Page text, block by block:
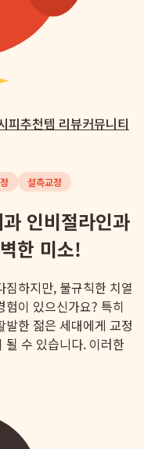
피추천템 리뷰커뮤니티
설측교정
인비절라인과
한 미소!
하지만, 불규칙한 치열
이 있으신가요? 특히
한 젊은 세대에게 교정
될 수 있습니다. 이러한